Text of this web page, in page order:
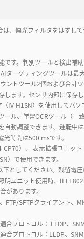
、偏光フィルタをはずし
です。判別ツールと検出補
ターゲティングツールは
ントツール2個および合計
します。センサ内部に保存
（IV-H1SN）を使用してパ
ール、学習OCRツール（一
自動調整できます。運転中
時間は500 msです。
CP70）、 表示拡張ユニッ
）で使用できます。
としてください。残留電
明ユニット使用時、
があります。
FTP/SFTPクライアント、
合プロトコル： LLDP、
合プロトコル：LLDP、